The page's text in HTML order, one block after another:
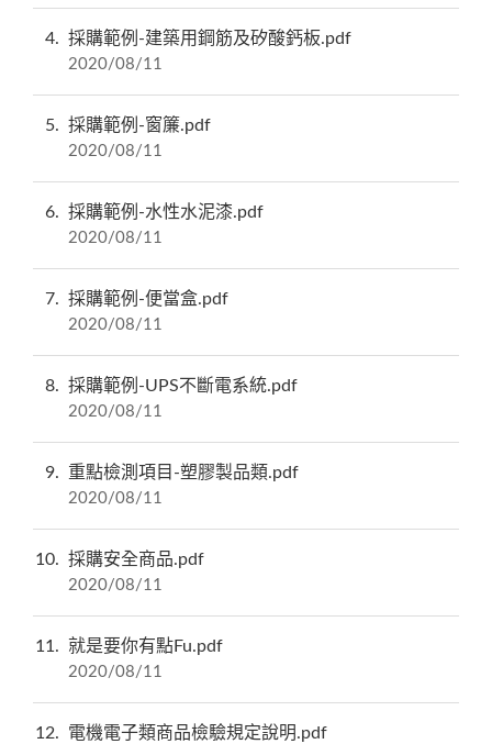
4 採購範例-建築用鋼筋及矽酸鈣板.pdf
2020/08/11
5 採購範例-窗簾.pdf
2020/08/11
6 採購範例-水性水泥漆.pdf
2020/08/11
7 採購範例-便當盒.pdf
2020/08/11
8 採購範例-UPS不斷電系統.pdf
2020/08/11
9 重點檢測項目-塑膠製品類.pdf
2020/08/11
10 採購安全商品.pdf
2020/08/11
11 就是要你有點Fu.pdf
2020/08/11
12 電機電子類商品檢驗規定說明.pdf